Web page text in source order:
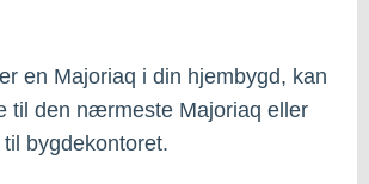
en Majoriaq i din hjembygd, kan
til den nærmeste Majoriaq eller
bygdekontoret.